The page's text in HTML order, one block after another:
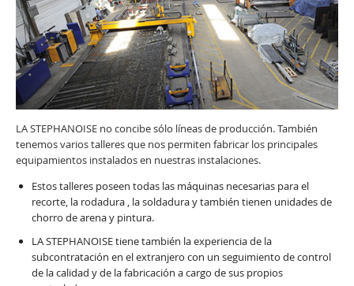
LA STEPHANOISE no concibe sólo líneas de producción. También
tenemos varios talleres que nos permiten fabricar los principales
equipamientos instalados en nuestras instalaciones.
Estos talleres poseen todas las máquinas necesarias para el
recorte, la rodadura , la soldadura y también tienen unidades de
chorro de arena y pintura.
LA STEPHANOISE tiene también la experiencia de la
subcontratación en el extranjero con un seguimiento de control
de la calidad y de la fabricación a cargo de sus propios